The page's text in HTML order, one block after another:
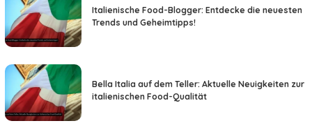
Italienische Food-Blogger: Entdecke die neuesten
Trends und Geheimtipps!
Bella Italia auf dem Teller: Aktuelle Neuigkeiten zur
italienischen Food-Qualität